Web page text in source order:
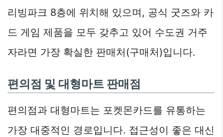
리빙파크 8층에 위치해 있으며, 공식 굿즈와 카
드 게임 제품을 모두 갖추고 있어 수도권 거주
자라면 가장 확실한 판매처(구매처)입니다.
편의점 및 대형마트 판매점
편의점과 대형마트는 포켓몬카드를 유통하는
가장 대중적인 경로입니다. 접근성이 좋은 대신